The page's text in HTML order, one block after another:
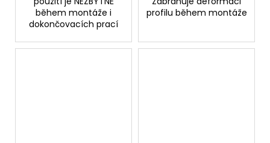
během montáže i
dokončovacích prací
profilu během montáže